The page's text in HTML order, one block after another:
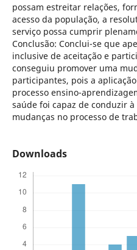
possam estreitar relações,
acesso da população, a
serviço possa cumprir
Conclusão: Conclui-se que
inclusive de aceitação e
conseguiu promover uma
participantes, pois a
processo ensino-
saúde foi capaz de conduzir
mudanças no processo de
Downloads